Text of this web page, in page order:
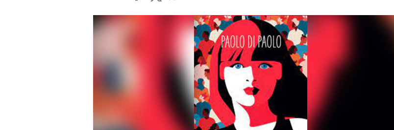
FACEBOOK
TWITTER
WHATSAPP
MAIL